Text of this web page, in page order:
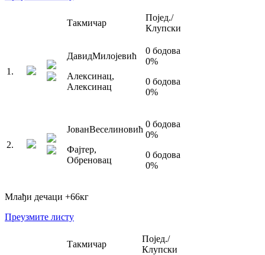
Такмичар
Појед./
Клупски
1 .
ДавидМилојевић
Алексинац,
Алексинац
0 бодова
0%
0 бодова
0%
2.
ЈованВеселиновић
Фајтер,
Обреновац
0 бодова
0%
0 бодова
0%
Млађи дечаци +66кг
Преузмите листу
Такмичар
Појед./
Клупски